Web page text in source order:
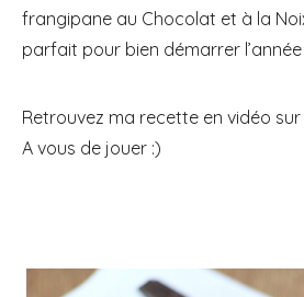
frangipane au Chocolat et à la
parfait pour bien démarrer l’année
Retrouvez ma recette en vidéo
A vous de jouer :)